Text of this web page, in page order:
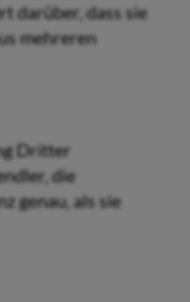
darüber, dass sie
mehreren
Dritter
die
genau, als sie